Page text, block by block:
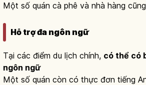
Một số quán cà phê và nhà hàng
Hỗ trợ đa ngôn ngữ
Tại các điểm du lịch chính, có thể có
ngôn ngữ
Một số quán còn có thực đơn tiếng